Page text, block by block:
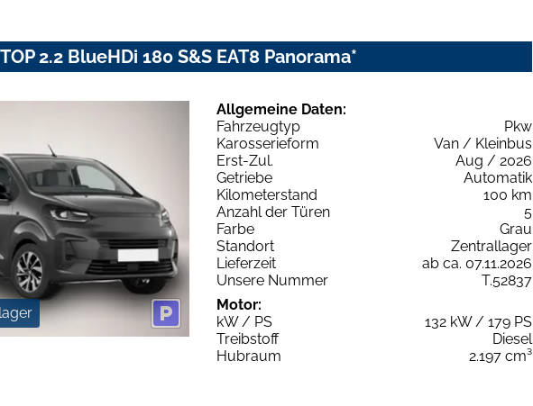
2.2 BlueHDi 180 S&S EAT8 Panorama*
Allgemeine Daten:
Fahrzeugtyp
Pkw
Karosserieform
Van / Kleinbus
Erst-Zul.
Aug / 2026
Getriebe
Automatik
Kilometerstand
100 km
Anzahl der Türen
5
Farbe
Grau
Standort
Zentrallager
Lieferzeit
ab ca. 07.11.2026
Unsere Nummer
T.52837
Motor:
kW / PS
132 kW / 179 PS
Treibstoff
Diesel
Hubraum
2.197 cm³